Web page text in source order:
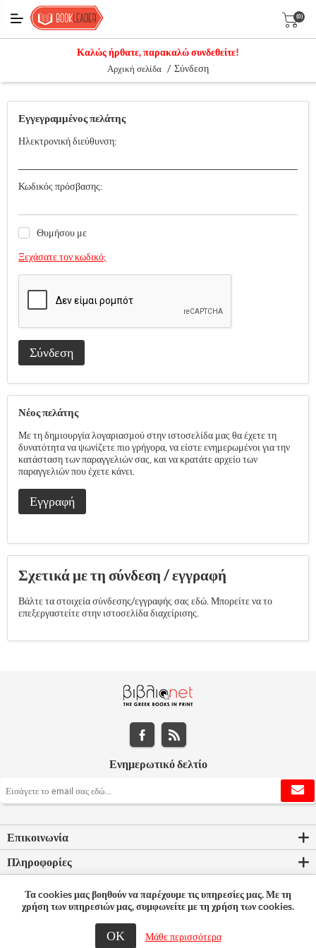
(0)
Καλώς ήρθατε, παρακαλώ συνδεθείτε!
Αρχική σελίδα / Σύνδεση
Εγγεγραμμένος πελάτης
Ηλεκτρονική διεύθυνση:
Κωδικός πρόσβασης:
Θυμήσου με
Ξεχάσατε τον κωδικό;
Σύνδεση
Νέος πελάτης
Με τη δημιουργία λογαριασμού στην ιστοσελίδα μας θα έχετε τη
δυνατότητα να ψωνίζετε πιο γρήγορα, να είστε ενημερωμένοι για την
κατάσταση των παραγγελιών σας, και να κρατάτε αρχείο των
παραγγελιών που έχετε κάνει.
Εγγραφή
Σχετικά με τη σύνδεση / εγγραφή
Βάλτε τα στοιχεία σύνδεσης/εγγραφής σας εδώ. Μπορείτε να το
επεξεργαστείτε στην ιστοσελίδα διαχείρισης.
Ενημερωτικό δελτίο
Επικοινωνία
Πληροφορίες
Ο λογαριασμός μου
© 2026 Bookleader
Τα cookies μας βοηθούν να παρέχουμε τις υπηρεσίες μας. Με τη
χρήση των υπηρεσιών μας, συμφωνείτε με τη χρήση των cookies.
ΟΚ Μάθε περισσότερα